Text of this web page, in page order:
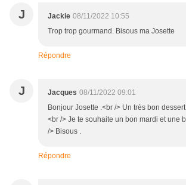
J Jackie 08/11/2022 10:55
Trop trop gourmand. Bisous ma Josette
Répondre
J Jacques 08/11/2022 09:01
Bonjour Josette .<br /> Un très bon
<br /> Je te souhaite un bon mardi et une
/> Bisous .
Répondre